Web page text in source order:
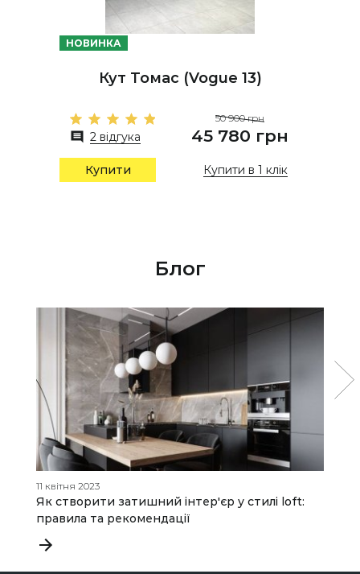
НОВИНКА
Кут Томас (Vogue 13)
2 відгука
50 900 грн
45 780 грн
Купити Купити в 1 клік
Блог
11 квітня 2023
Як створити затишний інтер'єр у стилі loft:
правила та рекомендації